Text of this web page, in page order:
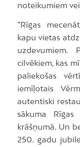
noteikumiem
“Rīgas
kapu vietas
uzdevumiem.
cilvēkiem, kas
paliekošas
iemīļotais
autentiski
sākuma
krāšņumā. Un
250. gadu